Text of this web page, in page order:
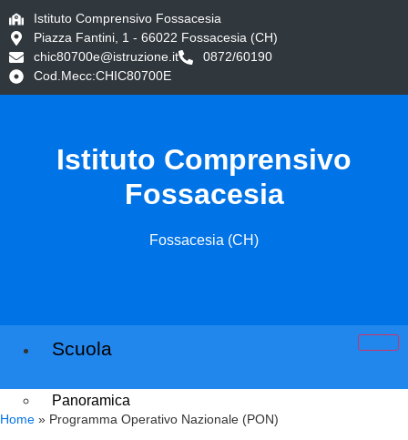
Istituto Comprensivo Fossacesia
Piazza Fantini, 1 - 66022 Fossacesia (CH)
chic80700e@istruzione.it
0872/60190
Cod.Mecc:CHIC80700E
Istituto Comprensivo
Fossacesia
Fossacesia (CH)
Scuola
Panoramica
Home » Programma Operativo Nazionale (PON)